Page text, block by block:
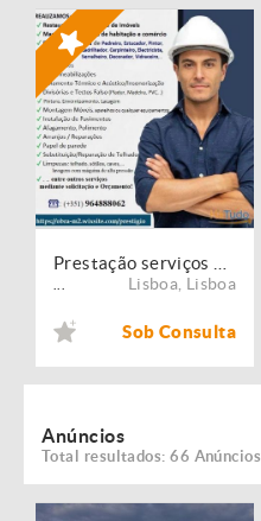
Lisboa Lisboa
Sob Consulta
Anúncios
Total resultados: 66 Anúncios